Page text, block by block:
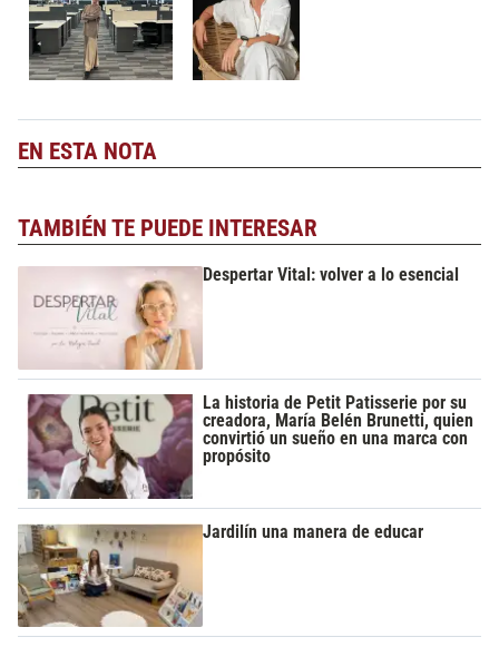
EN ESTA NOTA
TAMBIÉN TE PUEDE INTERESAR
Despertar Vital: volver a lo esencial
La historia de Petit Patisserie por su
creadora, María Belén Brunetti, quien
convirtió un sueño en una marca con
propósito
Jardilín una manera de educar